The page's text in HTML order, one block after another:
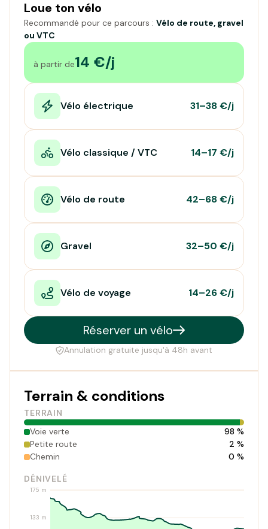
Loue ton vélo
Recommandé pour ce parcours : Vélo de route, gravel
ou VTC
à partir de14 €/j
Vélo électrique 31–38 €/j
Vélo classique / VTC 14–17 €/j
Vélo de route 42–68 €/j
Gravel 32–50 €/j
Vélo de voyage 14–26 €/j
Réserver un vélo
Annulation gratuite jusqu'à 48h avant
Terrain & conditions
TERRAIN
Voie verte
98 %
Petite route
2 %
Chemin
0 %
DÉNIVELÉ
133 m
175 m